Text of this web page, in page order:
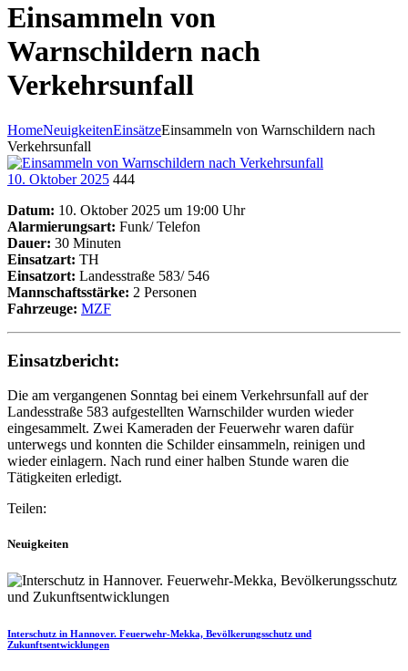
Einsammeln von
Warnschildern nach
Verkehrsunfall
HomeNeuigkeitenEinsätzeEinsammeln von Warnschildern nach
Verkehrsunfall
10. Oktober 2025 444
Datum: 10. Oktober 2025 um 19:00 Uhr
Alarmierungsart: Funk/ Telefon
Dauer: 30 Minuten
Einsatzart: TH
Einsatzort: Landesstraße 583/ 546
Mannschaftsstärke: 2 Personen
Fahrzeuge: MZF
Einsatzbericht:
Die am vergangenen Sonntag bei einem Verkehrsunfall auf der
Landesstraße 583 aufgestellten Warnschilder wurden wieder
eingesammelt. Zwei Kameraden der Feuerwehr waren dafür
unterwegs und konnten die Schilder einsammeln, reinigen und
wieder einlagern. Nach rund einer halben Stunde waren die
Tätigkeiten erledigt.
Teilen:
Neuigkeiten
Interschutz in Hannover. Feuerwehr-Mekka, Bevölkerungsschutz und
Zukunftsentwicklungen